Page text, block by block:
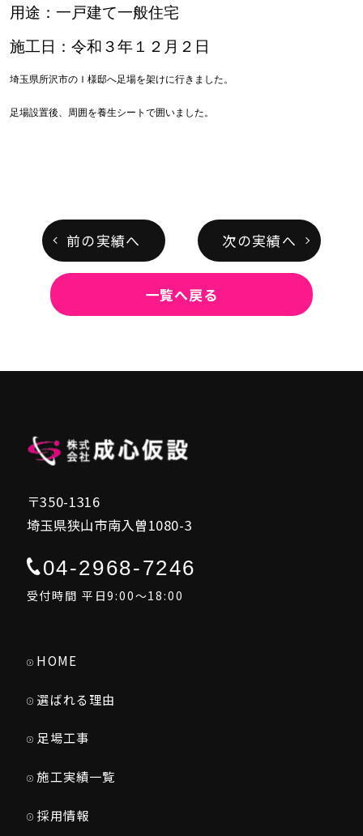
用途：一戸建て一般住宅
施工日：令和３年１２月２日
埼玉県所沢市のＩ様邸へ足場を架けに行きました。
足場設置後、周囲を養生シートで囲いました。
前の実績へ 次の実績へ
一覧へ戻る
〒350-1316
埼玉県狭山市南入曽1080-3
04-2968-7246
受付時間 平日9:00～18:00
HOME
選ばれる理由
足場工事
施工実績一覧
採用情報